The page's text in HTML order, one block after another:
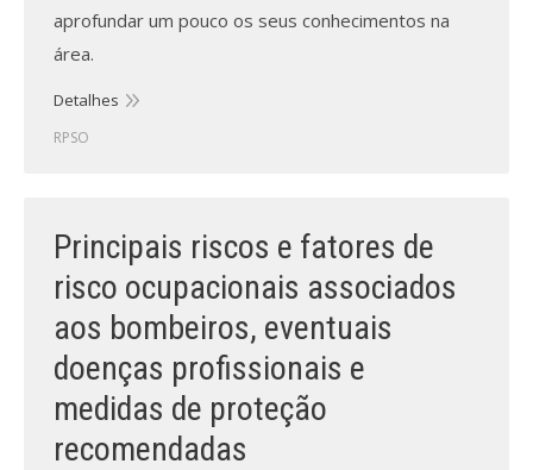
Candidatura a revisor
Contatos
Informações adicionais
Estatísticas da Revista
Ficha técnica
aprofundar um pouco os seus conhecimentos na
área.
Detalhes
RPSO
Principais riscos e fatores de
risco ocupacionais associados
aos bombeiros, eventuais
doenças profissionais e
medidas de proteção
recomendadas